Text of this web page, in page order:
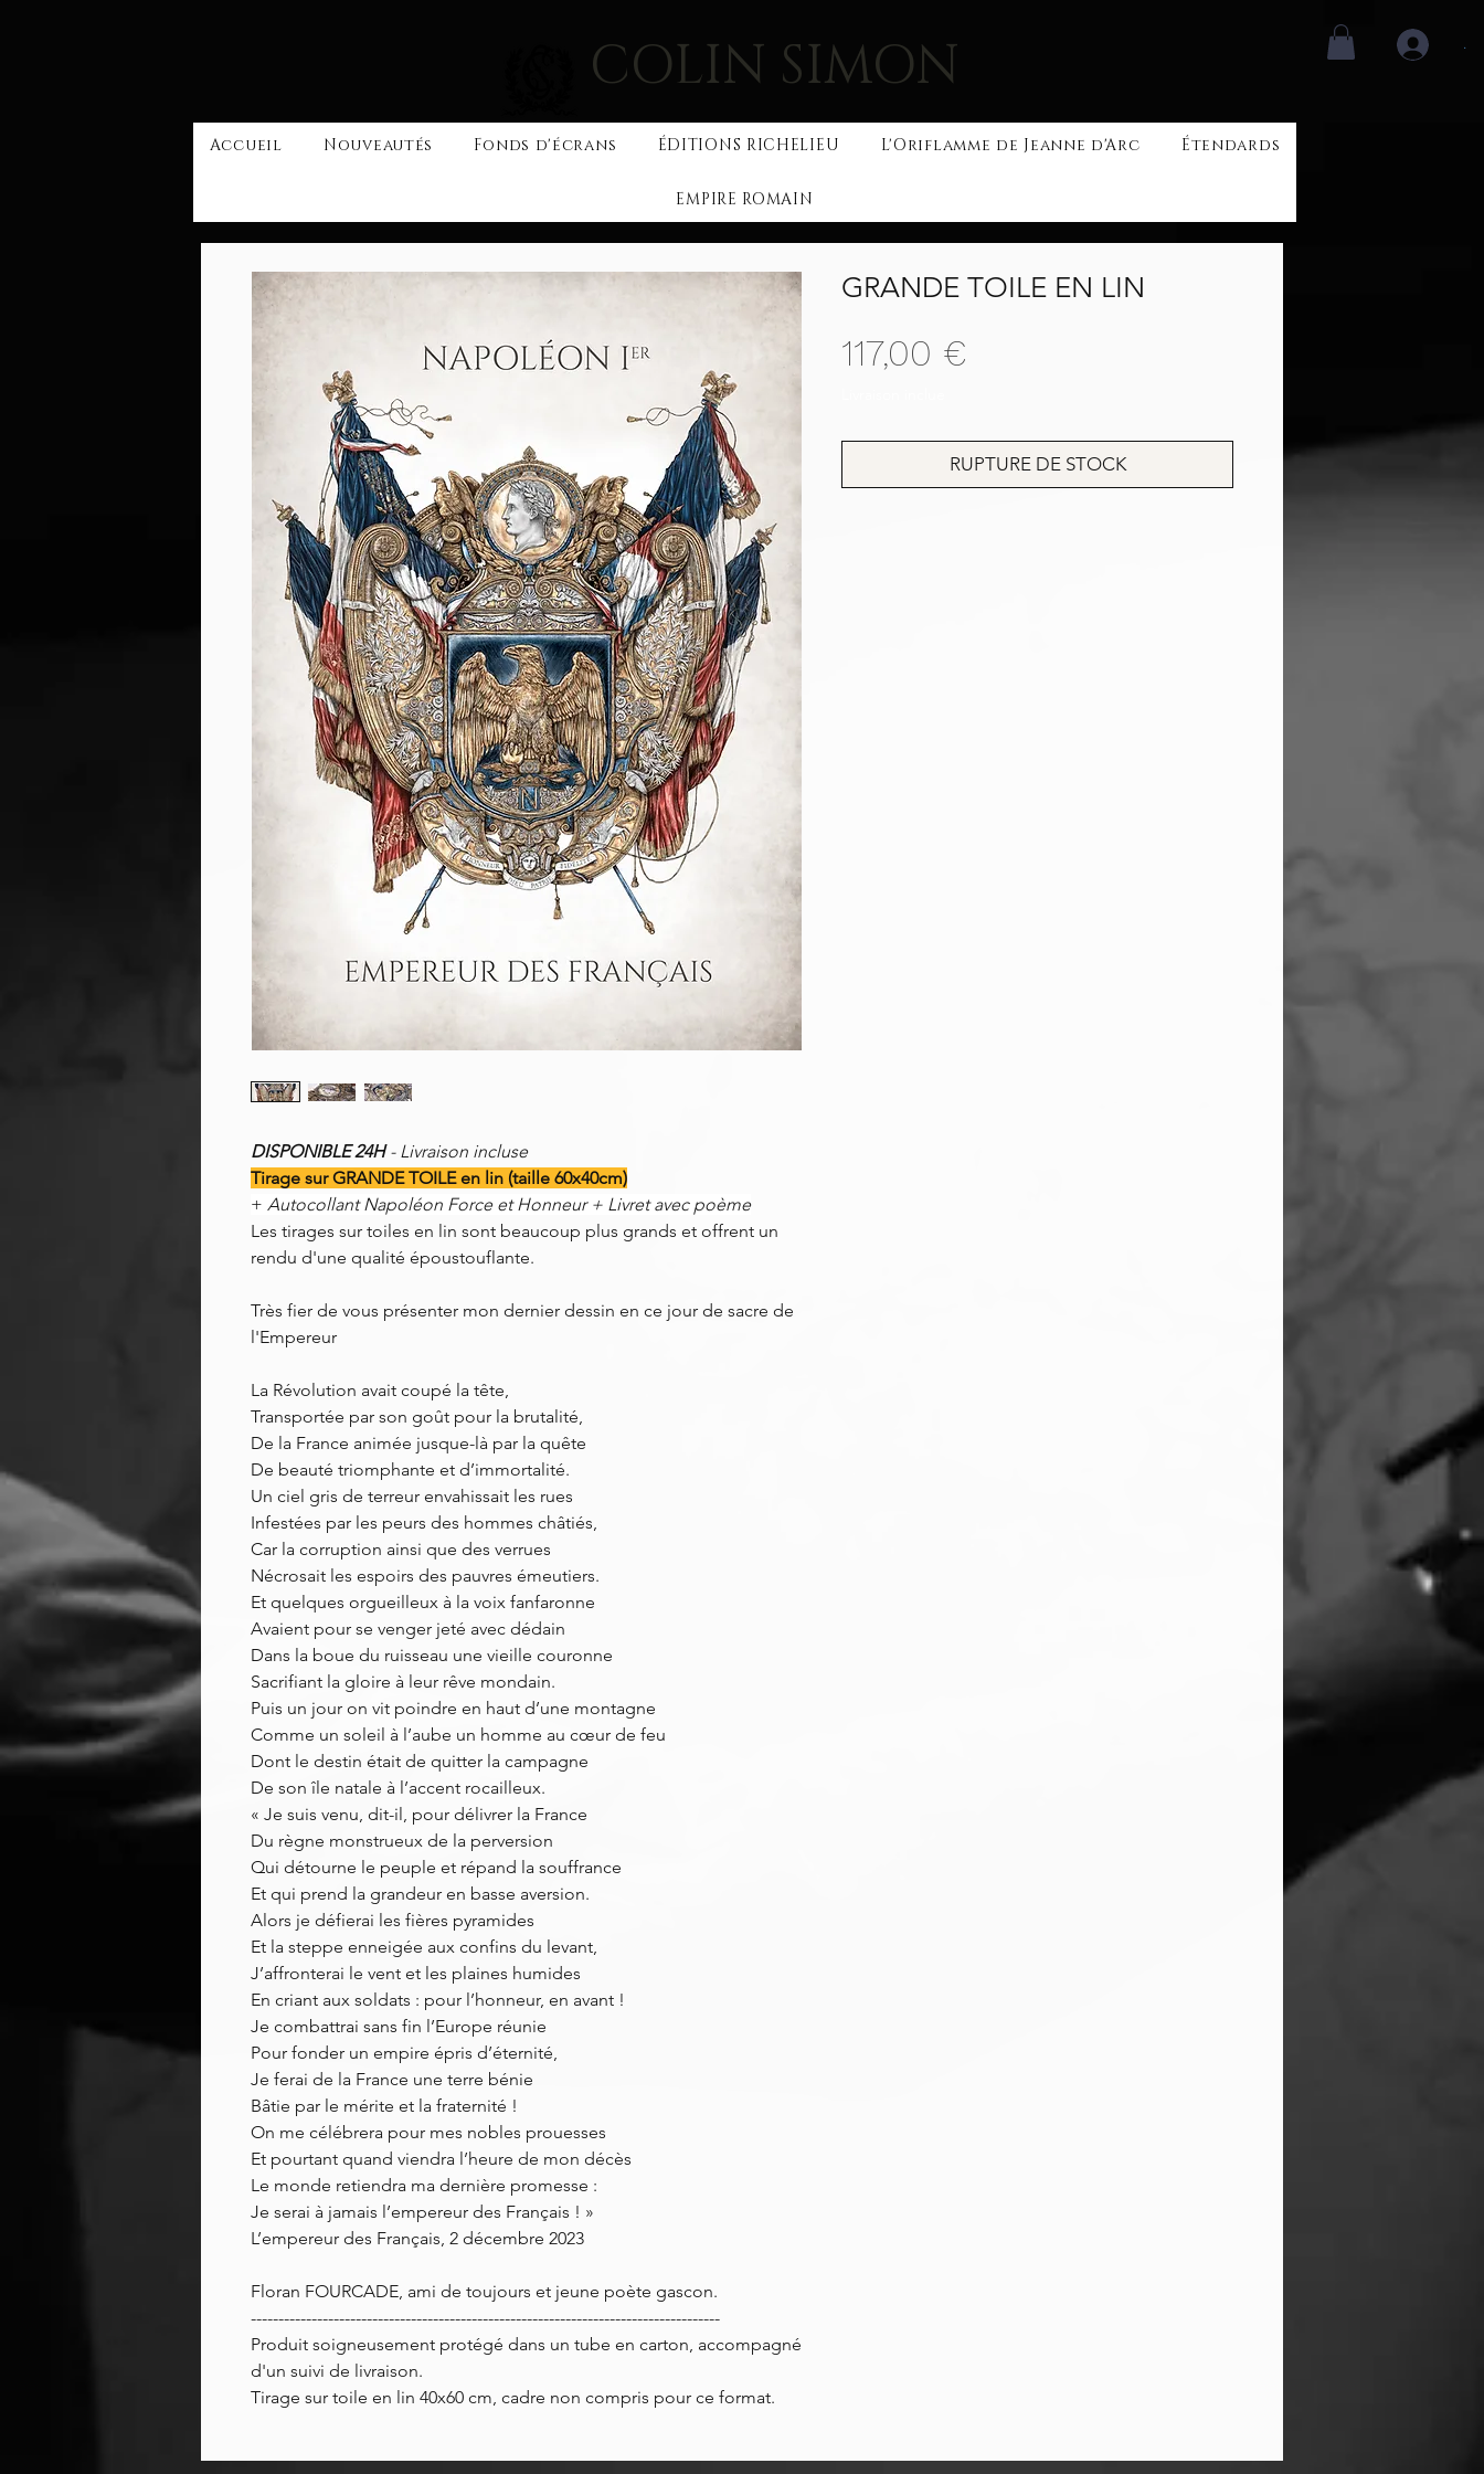
.
COLIN SIMON
Accueil Nouveautés Fonds d'écrans ÉDITIONS RICHELIEU L'Oriflamme de Jeanne d'Arc Étendards
EMPIRE ROMAIN
DISPONIBLE 24H- Livraison incluse
Tirage sur GRANDE TOILE en lin (taille 60x40cm)
+ Autocollant Napoléon Force et Honneur + Livret avec poème
Les tirages sur toiles en lin sont beaucoup plus grands et offrent un
rendu d'une qualité époustouflante.
Très fier de vous présenter mon dernier dessin en ce jour de sacre de
l'Empereur
La Révolution avait coupé la tête,
Transportée par son goût pour la brutalité,
De la France animée jusque-là par la quête
De beauté triomphante et d’immortalité.
Un ciel gris de terreur envahissait les rues
Infestées par les peurs des hommes châtiés,
Car la corruption ainsi que des verrues
Nécrosait les espoirs des pauvres émeutiers.
Et quelques orgueilleux à la voix fanfaronne
Avaient pour se venger jeté avec dédain
Dans la boue du ruisseau une vieille couronne
Sacrifiant la gloire à leur rêve mondain.
Puis un jour on vit poindre en haut d’une montagne
Comme un soleil à l’aube un homme au cœur de feu
Dont le destin était de quitter la campagne
De son île natale à l’accent rocailleux.
« Je suis venu, dit-il, pour délivrer la France
Du règne monstrueux de la perversion
Qui détourne le peuple et répand la souffrance
Et qui prend la grandeur en basse aversion.
Alors je défierai les fières pyramides
Et la steppe enneigée aux confins du levant,
J’affronterai le vent et les plaines humides
En criant aux soldats : pour l’honneur, en avant !
Je combattrai sans fin l’Europe réunie
Pour fonder un empire épris d’éternité,
Je ferai de la France une terre bénie
Bâtie par le mérite et la fraternité !
On me célébrera pour mes nobles prouesses
Et pourtant quand viendra l’heure de mon décès
Le monde retiendra ma dernière promesse :
Je serai à jamais l’empereur des Français ! »
L’empereur des Français, 2 décembre 2023
Floran FOURCADE, ami de toujours et jeune poète gascon.
-------------------------------------------------------------------------------------
Produit soigneusement protégé dans un tube en carton, accompagné
d'un suivi de livraison.
Tirage sur toile en lin 40x60 cm, cadre non compris pour ce format.
GRANDE TOILE EN LIN
117,00 €
RUPTURE DE STOCK